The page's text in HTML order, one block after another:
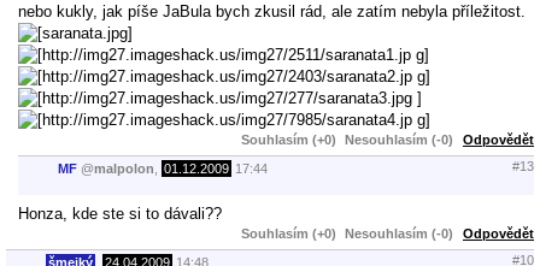
nebo kukly, jak píše JaBula bych zkusil rád, ale zatím nebyla příležitost.
Souhlasím (+0) Nesouhlasím (-0) Odpovědět
MF @malpolon 01.12.2009 17:44 #13
Honza, kde ste si to dávali??
Souhlasím (+0) Nesouhlasím (-0) Odpovědět
šmejký 24.04.2009 14:48 #10